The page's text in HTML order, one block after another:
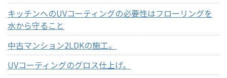
キッチンへのUVコーティングの必要性はフローリングを
水から守ること
中古マンション2LDKの施工。
UVコーティングのグロス仕上げ。